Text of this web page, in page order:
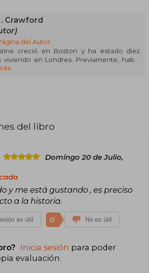
Crawford
del Autor
creció en Boston y ha estado diez
viviendo en Londres. Previamente, había
como psicóloga antes de empezar a
del libro
Domingo 20 de Julio,
y me está gustando , es preciso
a la historia.
es útil 0 No es útil
Inicia sesión para poder
evaluación.